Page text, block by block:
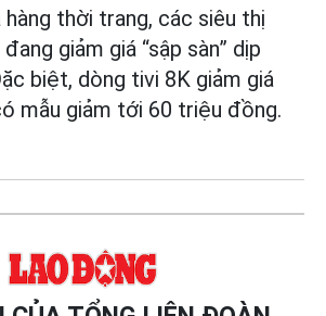
thời trang, các siêu thị
giảm giá “sập sàn” dịp
biệt, dòng tivi 8K giảm giá
mẫu giảm tới 60 triệu đồng.